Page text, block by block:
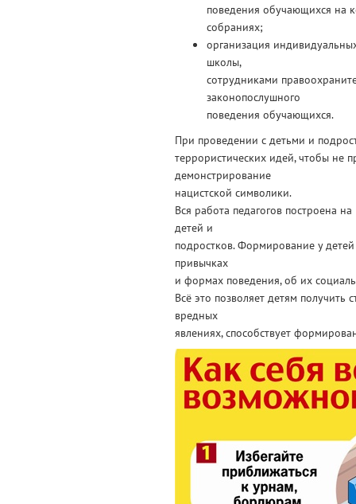
поведения обучающихся на
собраниях;
организация
школы,
сотрудниками
законопослушного
поведения обучающихся.
При проведении с детьми и
террористических идей, чтобы не
демонстрирование
нацистской символики.
Вся работа педагогов построена
детей и
подростков. Формирование у
привычках
и формах поведения, об их
Всё это позволяет детям
вредных
явлениях, способствует